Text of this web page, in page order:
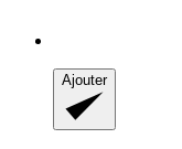
Ajouter